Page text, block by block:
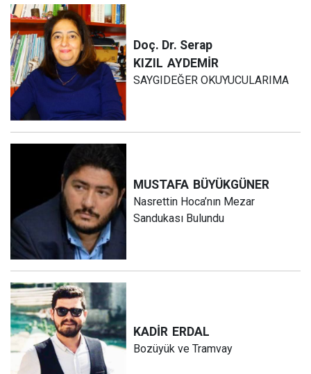
Doç. Dr. Serap
KIZIL AYDEMİR
SAYGIDEĞER OKUYUCULARIMA
MUSTAFA BÜYÜKGÜNER
Nasrettin Hoca’nın Mezar
Sandukası Bulundu
KADİR ERDAL
Bozüyük ve Tramvay